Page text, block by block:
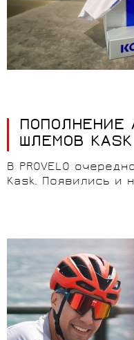
ПОПОЛНЕНИЕ
ШЛЕМОВ KASK
В PROVELO
Kask. Появились и